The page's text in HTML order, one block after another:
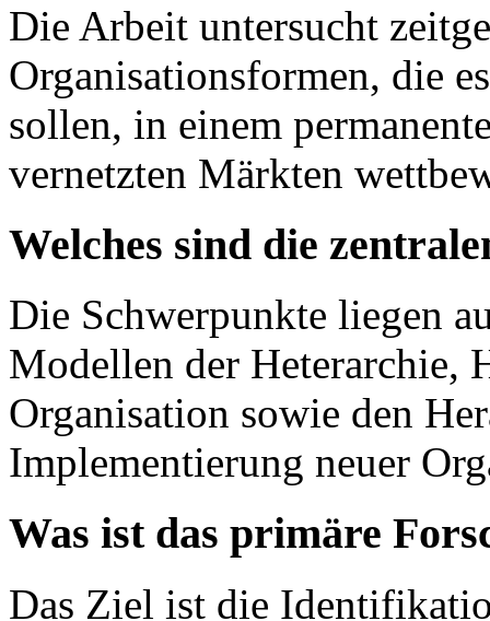
Die Arbeit untersucht
Organisationsformen, die
sollen, in einem
vernetzten Märkten
Welches sind die
Die Schwerpunkte liegen
Modellen der Heterarchie,
Organisation sowie den
Implementierung neuer
Was ist das primäre
Das Ziel ist die